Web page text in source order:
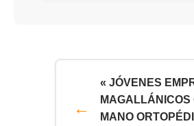
« JÓVENES
MAGALLÁNICOS
MANO